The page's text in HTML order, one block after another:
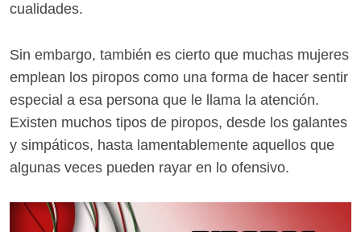
cualidades.
Sin embargo, también es cierto que muchas mujeres
emplean los piropos como una forma de hacer sentir
especial a esa persona que le llama la atención.
Existen muchos tipos de piropos, desde los galantes
y simpáticos, hasta lamentablemente aquellos que
algunas veces pueden rayar en lo ofensivo.